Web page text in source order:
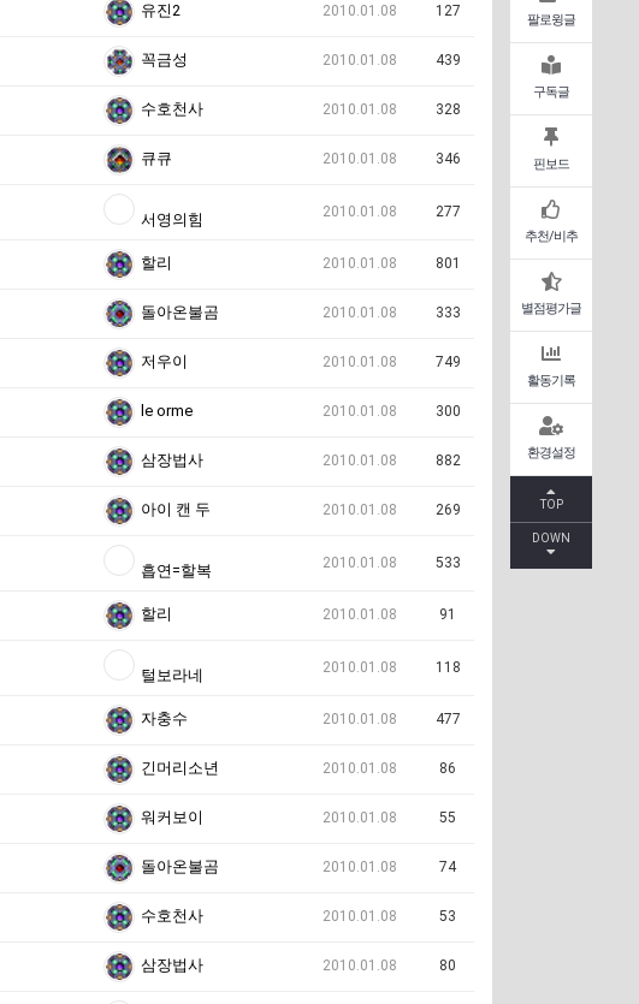
팔로윙글
구독글
핀보드
추천/비추
별점평가글
활동기록
환경설정
TOP
DOWN
유진2 2010.01.08 127
꼭금성 2010.01.08 439
수호천사 2010.01.08 328
큐큐 2010.01.08 346
서영의힘 2010.01.08 277
할리 2010.01.08 801
돌아온불곰 2010.01.08 333
저우이 2010.01.08 749
le orme 2010.01.08 300
삼장법사 2010.01.08 882
아이 캔 두 2010.01.08 269
흡연=할복 2010.01.08 533
할리 2010.01.08 91
털보라네 2010.01.08 118
자충수 2010.01.08 477
긴머리소년 2010.01.08 86
워커보이 2010.01.08 55
돌아온불곰 2010.01.08 74
수호천사 2010.01.08 53
삼장법사 2010.01.08 80